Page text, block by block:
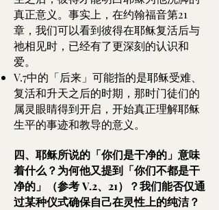
真正意义。事实上，在约翰福音第21
章，我们可以看到彼得在耶稣复活后与
祂相见时，已经有了更深刻的认识和
爱。
V.7中的「后来」可能指的是耶稣受难、
复活和升天之后的时期，那时门徒们的
属灵眼睛得到开启，开始真正理解耶稣
生平的事迹和教导的意义。
四、耶稣所说的「你们是干净的」意味
着什么？为何他又提到「你们不都是干
净的」（参考 V.2、21）？我们能否仅通
过某种仪式确保自己在灵性上的纯洁？